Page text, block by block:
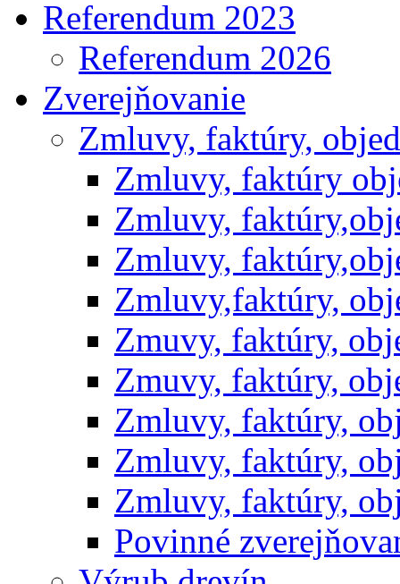
Referendum 2023
Referendum 2026
Zverejňovanie
Zmluvy, faktúry,
Zmluvy, faktúry
Zmluvy,
Zmluvy,
Zmluvy,faktúry,
Zmuvy, faktúry,
Zmuvy, faktúry,
Zmluvy, faktúry,
Zmluvy, faktúry,
Zmluvy, faktúry,
Povinné